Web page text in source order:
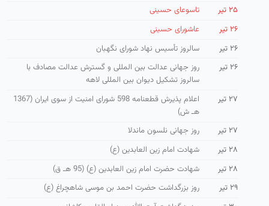
۲۵ تیر
تاسوعای حسینی
۲۶ تیر
عاشورای حسینی
۲۶ تیر
سالروز تأسیس نهاد شورای نگهبان
۲۶ تیر
روز جهانی عدالت بین المللی و گسترش عدالت مصادف با
سالروز تشکیل دیوان بین المللی لاهه
۲۷ تیر
اعلام پذیرش قطعنامه 598 شورای امنیت از سوی ایران (1367
هـ ش)
۲۷ تیر
روز جهانی نلسون ماندلا
۲۸ تیر
شهادت امام زین العابدین (ع)
۲۸ تیر
شهادت حضرت امام زین العابدین (ع) (95 هـ ق)
۲۹ تیر
روز بزرگداشت حضرت احمد بن موسی شاهچراغ (ع)